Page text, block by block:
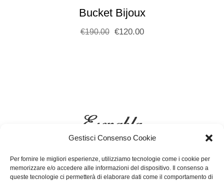
Gestisci Consenso Cookie
Per fornire le migliori esperienze, utilizziamo tecnologie come i cookie per
memorizzare e/o accedere alle informazioni del dispositivo. Il consenso a
queste tecnologie ci permetterà di elaborare dati come il comportamento di
Bucket Bijoux
€190.00 €120.00